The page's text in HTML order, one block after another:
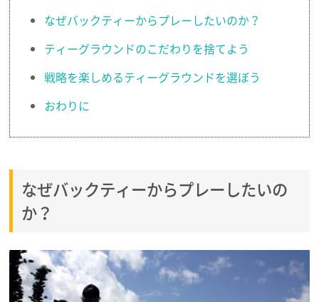
なぜバックティーからプレーしたいのか？
ティーグラウンドのこだわりを捨てよう
戦略を楽しめるティーグラウンドを選ぼう
おわりに
なぜバックティーからプレーしたいの
か？